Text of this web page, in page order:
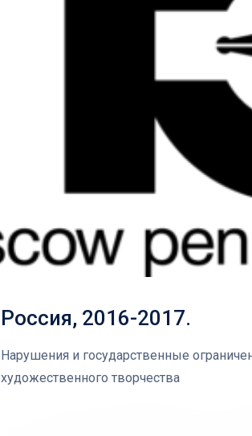
Россия, 2016-2017.
Нарушения и государственные
художественного творчества